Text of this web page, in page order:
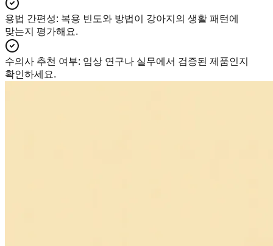
용법 간편성: 복용 빈도와 방법이 강아지의 생활 패턴에
맞는지 평가해요.
수의사 추천 여부: 임상 연구나 실무에서 검증된 제품인지
확인하세요.